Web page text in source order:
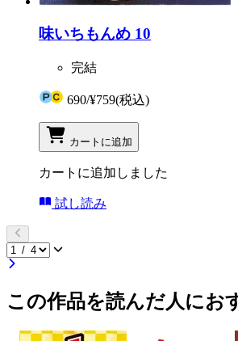
味いちもんめ 10
完結
690/¥759(税込)
カートに追加
カートに追加しました
試し読み
この作品を読んだ人にお